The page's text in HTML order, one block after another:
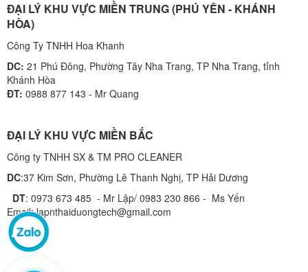
ĐẠI LÝ KHU VỰC MIỀN TRUNG (PHÚ YÊN - KHÁNH
HÒA)
Công Ty TNHH Hoa Khanh
DC: 21 Phú Đông, Phường Tây Nha Trang, TP Nha Trang, tỉnh
Khánh Hòa
ĐT: 0988 877 143 - Mr Quang
ĐẠI LÝ KHU VỰC MIỀN BẮC
Công ty TNHH SX & TM PRO CLEANER
DC:37 Kim Sơn, Phường Lê Thanh Nghị, TP Hải Dương
DT: 0973 673 485 - Mr Lập/ 0983 230 866 - Ms Yến
Email: lapnthaiduongtech@gmail.com